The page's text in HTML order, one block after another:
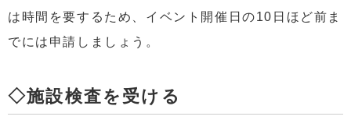
は時間を要するため、イベント開催日の10日ほど前ま
でには申請しましょう。
◇施設検査を受ける